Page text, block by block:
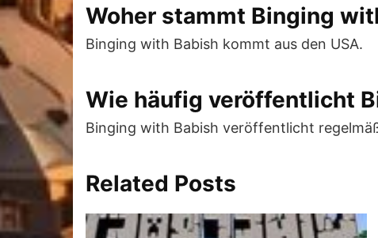
Woher stammt Binging
Binging with Babish kommt aus den USA.
Wie häufig veröffentlicht
Binging with Babish veröffentlicht
Related Posts